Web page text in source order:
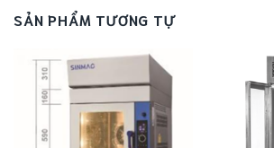
SẢN PHẨM TƯƠNG TỰ